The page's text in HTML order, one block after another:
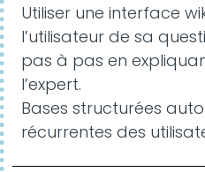
Utiliser une interface
l’utilisateur de sa
pas à pas en
l’expert.
Bases structurées
récurrentes des